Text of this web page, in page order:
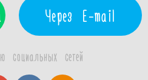
Через E-mail
социальных сетей